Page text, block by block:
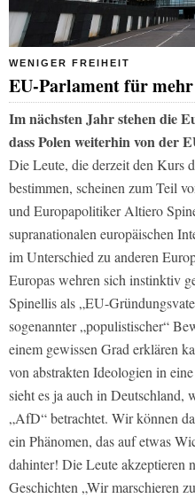
WENIGER FREIHEIT
EU-Parlament für
Im nächsten Jahr stehen die
dass Polen weiterhin von der
Die Leute, die derzeit den Kurs
bestimmen, scheinen zum Teil
und Europapolitiker Altiero
supranationalen europäischen
im Unterschied zu anderen
Europas wehren sich instinktiv
Spinellis als „EU-
sogenannter „populistischer“
einem gewissen Grad erklären
von abstrakten Ideologien in
sieht es ja auch in Deutschland,
„AfD“ betrachtet. Wir können
ein Phänomen, das auf etwas
dahinter! Die Leute akzeptieren
Geschichten „Wir marschieren